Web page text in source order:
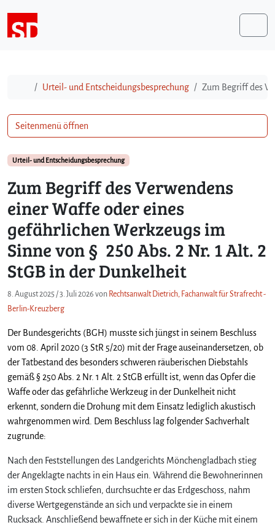
StartUrteil- und Entscheidungsbesprechung Zum Begriff des
Urteil- und Entscheidungsbesprechung
Zum Begriff des Verwendens
einer Waffe oder eines
gefährlichen Werkzeugs im
Sinne von § 250 Abs. 2 Nr. 1 Alt. 2
StGB in der Dunkelheit
8. August 2025 /3. Juli 2026 von Rechtsanwalt Dietrich, Fachanwalt für Strafrecht -
Berlin-Kreuzberg
Der Bundesgerichts (BGH) musste sich jüngst in seinem Beschluss
vom 08. April 2020 (3 StR 5/20) mit der Frage auseinandersetzen, ob
der Tatbestand des besonders schweren räuberischen Diebstahls
gemäß§ 250 Abs. 2 Nr. 1 Alt. 2 StGB erfüllt ist, wenn das Opfer die
Waffe oder das gefährliche Werkzeug in der Dunkelheit nicht
erkennt, sondern die Drohung mit dem Einsatz lediglich akustisch
wahrgenommen wird. Dem Beschluss lag folgender Sachverhalt
zugrunde:
Nach den Feststellungen des Landgerichts Mönchengladbach stieg
der Angeklagte nachts in ein Haus ein. Während die Bewohnerinnen
im ersten Stock schliefen, durchsuchte er das Erdgeschoss, nahm
diverse Wertgegenstände an sich und verpackte sie in einem
Rucksack. Anschließend bewaffnete er sich in der Küche mit einem
Seitenmenü öffnen